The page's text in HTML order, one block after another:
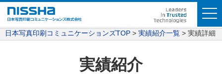
日本写真印刷コミュニケーションズTOP 実績紹介一覧 実績詳細
実績紹介